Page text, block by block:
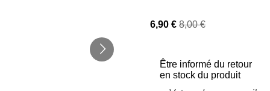
6,90 € 8,00 €
Être informé du retour
en stock du produit